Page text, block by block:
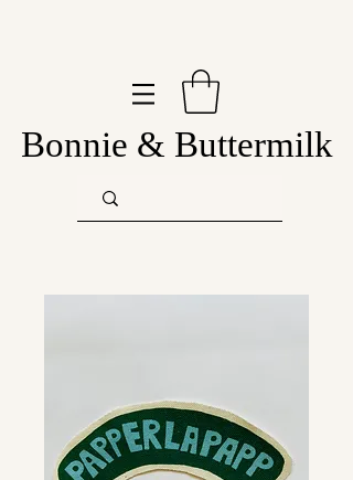
Bonnie & Buttermilk